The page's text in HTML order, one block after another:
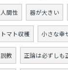
人間性 器が大きい
トマト収穫 小さな幸
説教 正論は必ずしも